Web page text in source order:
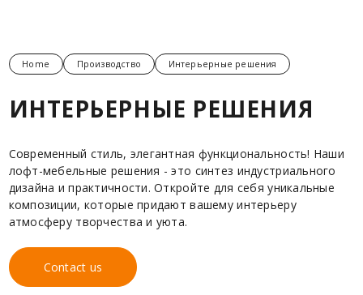
Home Производство Интерьерные решения
ИНТЕРЬЕРНЫЕ РЕШЕНИЯ
Современный стиль, элегантная функциональность! Наши
лофт-мебельные решения - это синтез индустриального
дизайна и практичности. Откройте для себя уникальные
композиции, которые придают вашему интерьеру
атмосферу творчества и уюта.
Contact us